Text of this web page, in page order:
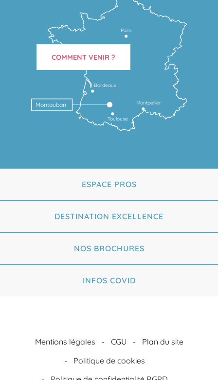
Toulouse
Montpellier
Bordeaux
Montauban
Paris
COMMENT VENIR ?
ESPACE PROS
DESTINATION EXCELLENCE
NOS BROCHURES
INFOS COVID
Mentions légales CGU
Plan du site
Politique de cookies